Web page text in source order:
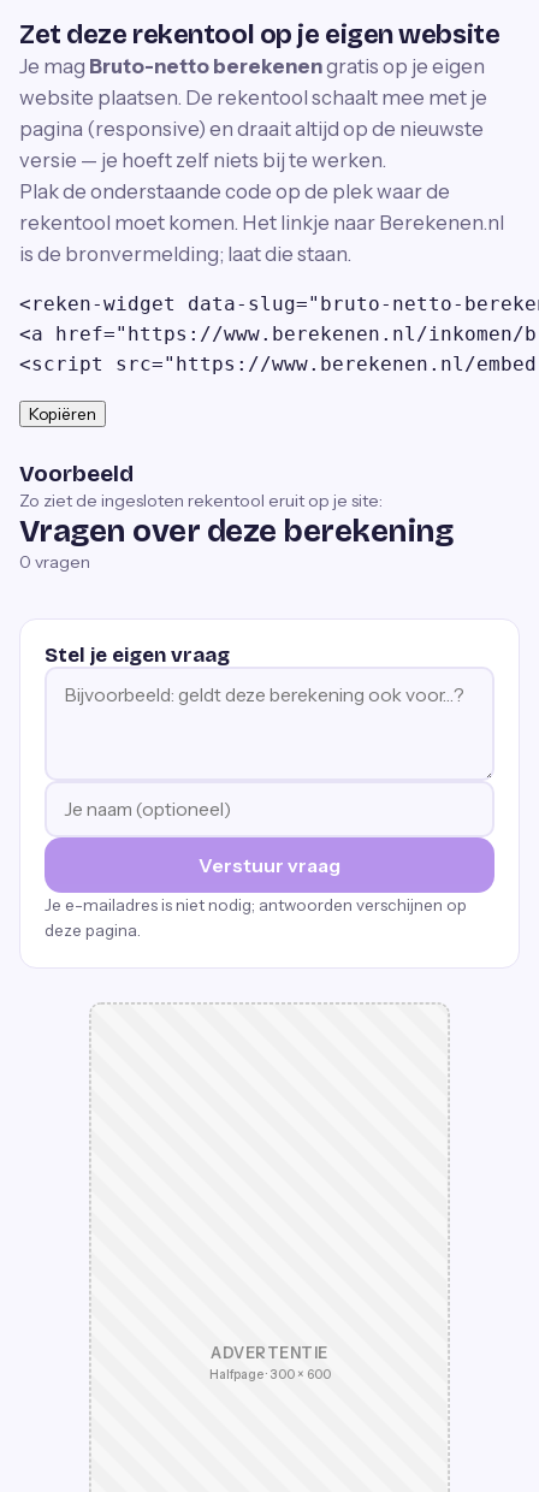
Zet deze rekentool op je eigen website
Je mag Bruto-netto berekenengratis op je eigen
website plaatsen. De rekentool schaalt mee met je
pagina (responsive) en draait altijd op de nieuwste
versie — je hoeft zelf niets bij te werken.
Plak de onderstaande code op de plek waar de
rekentool moet komen. Het linkje naar Berekenen.nl
is de bronvermelding; laat die staan.
<reken-widget data-slug="bruto-netto-
<a href="https://www.berekenen.nl/inkomen/
<script src="https://www.berekenen.nl/
Kopiëren
Voorbeeld
Zo ziet de ingesloten rekentool eruit op je site:
Vragen over deze berekening
0 vragen
Stel je eigen vraag
Verstuur vraag
Je e-mailadres is niet nodig; antwoorden verschijnen op
deze pagina.
ADVERTENTIE
Halfpage · 300 × 600